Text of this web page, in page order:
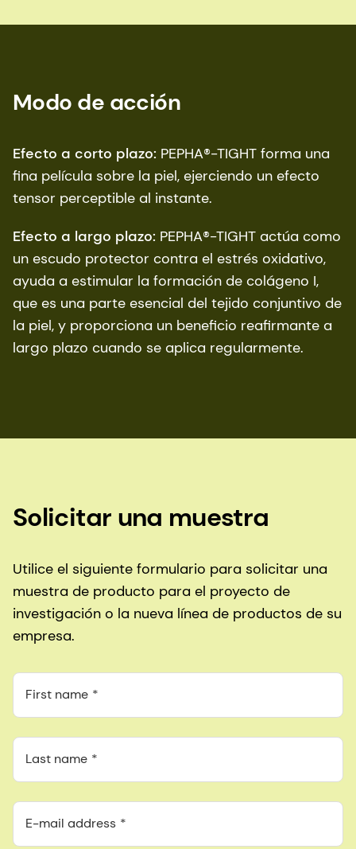
Modo de acción
Efecto a corto plazo: PEPHA®-TIGHT forma una
fina película sobre la piel, ejerciendo un efecto
tensor perceptible al instante.
Efecto a largo plazo: PEPHA®-TIGHT actúa como
un escudo protector contra el estrés oxidativo,
ayuda a estimular la formación de colágeno I,
que es una parte esencial del tejido conjuntivo de
la piel, y proporciona un beneficio reafirmante a
largo plazo cuando se aplica regularmente.
Solicitar una muestra
Utilice el siguiente formulario para solicitar una
muestra de producto para el proyecto de
investigación o la nueva línea de productos de su
empresa.
First name
Last name
E-mail address